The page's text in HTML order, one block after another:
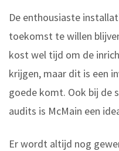
De enthousiaste
toekomst te willen
kost wel tijd om de
krijgen, maar dit is een
goede komt. Ook bij de
audits is McMain een
Er wordt altijd nog